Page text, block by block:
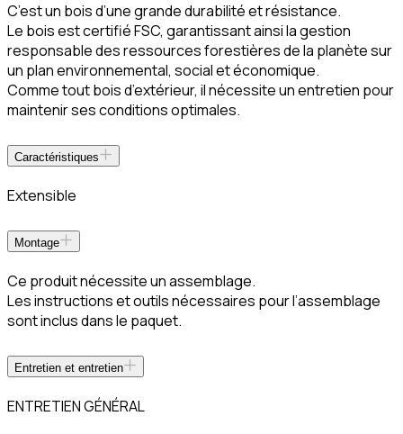
C’est un bois d’une grande durabilité et résistance.
Le bois est certifié FSC, garantissant ainsi la gestion
responsable des ressources forestières de la planète sur
un plan environnemental, social et économique.
Comme tout bois d’extérieur, il nécessite un entretien pour
maintenir ses conditions optimales.
Caractéristiques
Extensible
Montage
Ce produit nécessite un assemblage.
Les instructions et outils nécessaires pour l’assemblage
sont inclus dans le paquet.
Entretien et entretien
ENTRETIEN GÉNÉRAL